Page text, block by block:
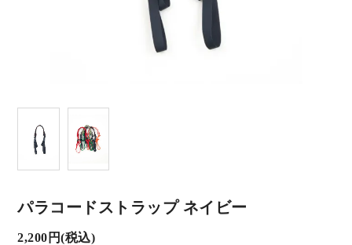
パラコードストラップ ネイビー
2,200円(税込)